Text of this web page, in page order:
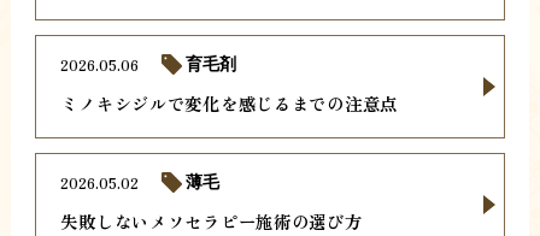
ミノキシジルで変化を感じるまでの注意点
2026.05.06 育毛剤
失敗しないメソセラピー施術の選び方
2026.05.02 薄毛